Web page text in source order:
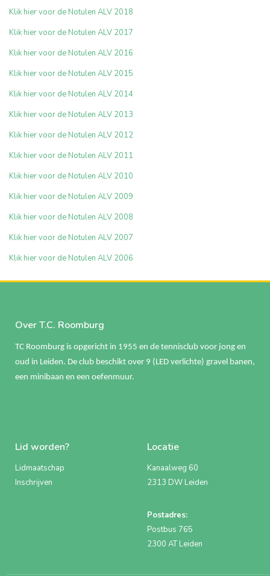
Klik hier voor de Notulen ALV 2018
Klik hier voor de Notulen ALV 2017
Klik hier voor de Notulen ALV 2016
Klik hier voor de Notulen ALV 2015
Klik hier voor de Notulen ALV 2014
Klik hier voor de Notulen ALV 2013
Klik hier voor de Notulen ALV 2012
Klik hier voor de Notulen ALV 2011
Klik hier voor de Notulen ALV 2010
Klik hier voor de Notulen ALV 2009
Klik hier voor de Notulen ALV 2008
Klik hier voor de Notulen ALV 2007
Klik hier voor de Notulen ALV 2006
Over T.C. Roomburg
TC Roomburg is opgericht in 1955 en de tennisclub voor jong en
oud in Leiden. De club beschikt over 9 (LED verlichte) gravel banen,
een minibaan en een oefenmuur.
Lid worden?
Lidmaatschap
Inschrijven
Locatie
Kanaalweg 60
2313 DW Leiden
Postadres:
Postbus 765
2300 AT Leiden